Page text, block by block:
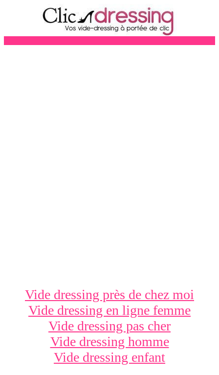
Vide dressing près de chez moi
Vide dressing en ligne femme
Vide dressing pas cher
Vide dressing homme
Vide dressing enfant